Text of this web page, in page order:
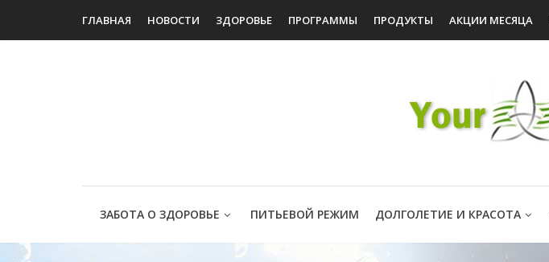
ГЛАВНАЯ НОВОСТИ ЗДОРОВЬЕ ПРОГРАММЫ ПРОДУКТЫ АКЦИИ МЕСЯЦА
ЗАБОТА О ЗДОРОВЬЕ ПИТЬЕВОЙ РЕЖИМ ДОЛГОЛЕТИЕ И КРАСОТА